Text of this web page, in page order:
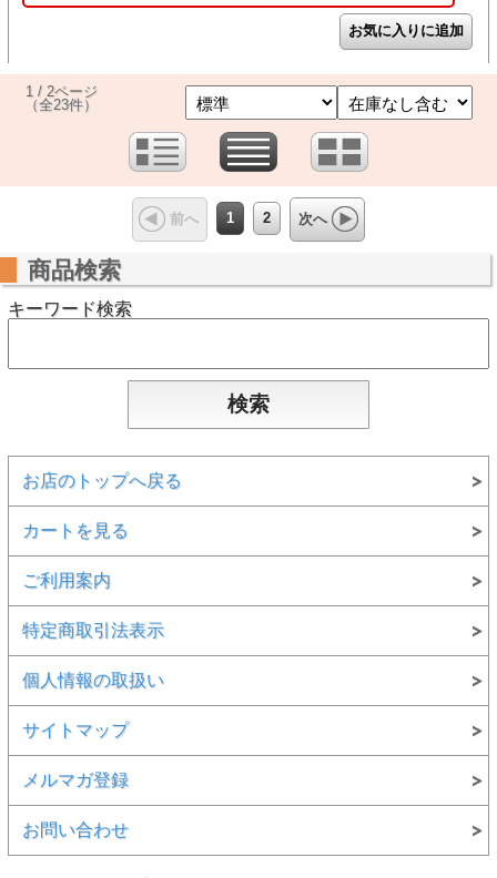
1 / 2ページ
（全23件）
前へ 1 2 次へ
商品検索
キーワード検索
お店のトップへ戻る
カートを見る
ご利用案内
特定商取引法表示
個人情報の取扱い
サイトマップ
メルマガ登録
お問い合わせ